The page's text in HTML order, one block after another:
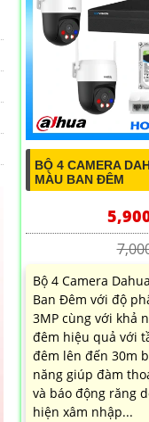
BỘ 4 CAMERA
MÀU BAN ĐÊM
Bộ 4 Camera
Ban Đêm với độ
3MP cùng với khả
đêm hiệu quả với
đêm lên đến 30m
năng giúp đàm
và báo động răng
hiện xâm nhập...